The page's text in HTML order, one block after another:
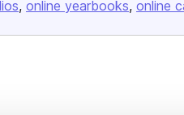
online yearbooks online